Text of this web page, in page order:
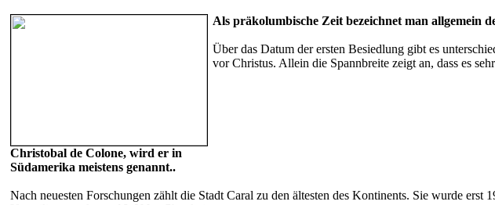
Christobal de Colone, wird er in
Südamerika meistens genannt..
Als präkolumbische Zeit bezeichnet man allgemein
Über das Datum der ersten Besiedlung gibt es
vor Christus. Allein die Spannbreite zeigt an, dass es
Nach neuesten Forschungen zählt die Stadt Caral zu den ältesten des Kontinents. Sie wurde erst